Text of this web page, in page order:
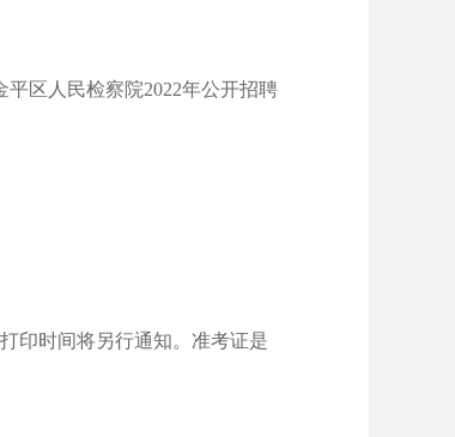
区人民检察院2022年公开招聘
印时间将另行通知。准考证是